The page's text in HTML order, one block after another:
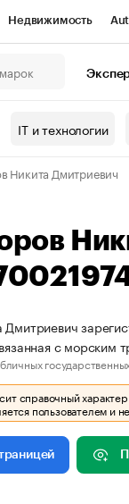
Недвижимость
контрагентов
IT и технологии
Никита Дмитриевич
с
справочный
пользователем и